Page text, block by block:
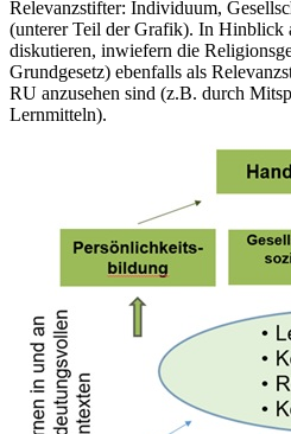
Relevanzstifter: Individuum,
(unterer Teil der Grafik). In Hinblick
diskutieren, inwiefern die
Grundgesetz) ebenfalls als
RU anzusehen sind (z.B. durch
Lernmitteln).